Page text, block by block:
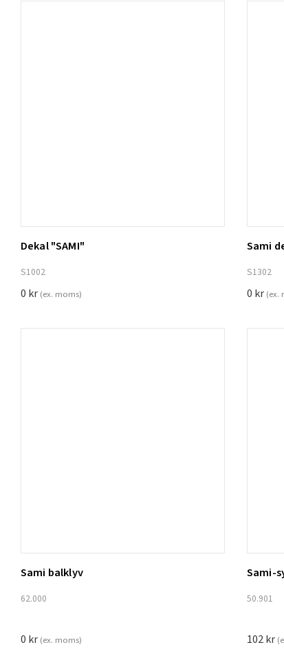
Dekal "SAMI"
S1002
0 kr (ex. moms)
Sami
S1302
0 kr (ex.
Sami balklyv
62.000
0 kr (ex. moms)
Sami-
50.901
102kr